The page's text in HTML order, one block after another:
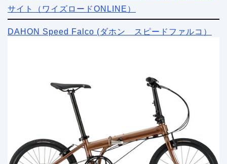
サイト（ワイズロードONLINE）
DAHON Speed Falco (ダホン スピードファルコ）